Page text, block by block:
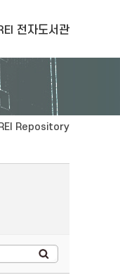
전자도서관
Repository